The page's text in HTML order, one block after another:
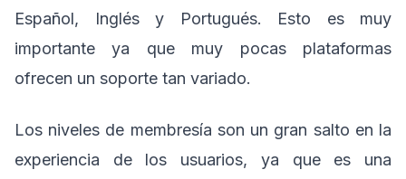
Español, Inglés y Portugués. Esto es muy
importante ya que muy pocas plataformas
ofrecen un soporte tan variado.
Los niveles de membresía son un gran salto en la
experiencia de los usuarios, ya que es una